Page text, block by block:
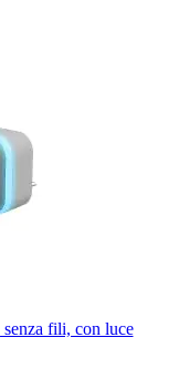
senza fili, con luce